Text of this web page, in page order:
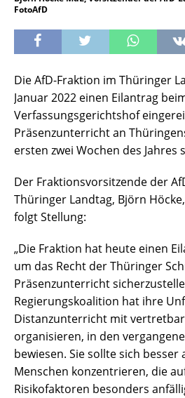
FotoAfD
Die AfD-Fraktion im Thüringer
Januar 2022 einen Eilantrag
Verfassungsgerichtshof
Präsenzunterricht an
ersten zwei Wochen des Jahres
Der Fraktionsvorsitzende der
Thüringer Landtag, Björn
folgt Stellung:
„Die Fraktion hat heute einen
um das Recht der Thüringer
Präsenzunterricht
Regierungskoalition hat ihre
Distanzunterricht mit
organisieren, in den
bewiesen. Sie sollte sich besser
Menschen konzentrieren, die
Risikofaktoren besonders